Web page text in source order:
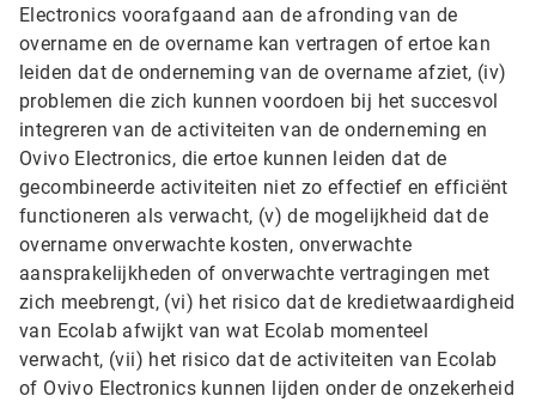
Electronics voorafgaand aan de afronding van de
overname en de overname kan vertragen of ertoe kan
leiden dat de onderneming van de overname afziet, (iv)
problemen die zich kunnen voordoen bij het succesvol
integreren van de activiteiten van de onderneming en
Ovivo Electronics, die ertoe kunnen leiden dat de
gecombineerde activiteiten niet zo effectief en efficiënt
functioneren als verwacht, (v) de mogelijkheid dat de
overname onverwachte kosten, onverwachte
aansprakelijkheden of onverwachte vertragingen met
zich meebrengt, (vi) het risico dat de kredietwaardigheid
van Ecolab afwijkt van wat Ecolab momenteel
verwacht, (vii) het risico dat de activiteiten van Ecolab
of Ovivo Electronics kunnen lijden onder de onzekerheid